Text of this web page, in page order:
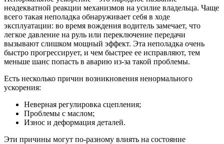
неадекватной реакции механизмов на усилие владельца. Чаще
всего такая неполадка обнаруживает себя в ходе
эксплуатации: во время вождения водитель замечает, что
легкое давление на руль или переключение передачи
вызывают слишком мощный эффект. Эта неполадка очень
быстро прогрессирует, и чем быстрее ее исправляют, тем
меньше шанс попасть в аварию из-за такой проблемы.
Есть несколько причин возникновения ненормального
ускорения:
Неверная регулировка сцепления;
Проблемы с маслом;
Износ и деформация деталей.
Эти причины могут по-разному влиять на состояние